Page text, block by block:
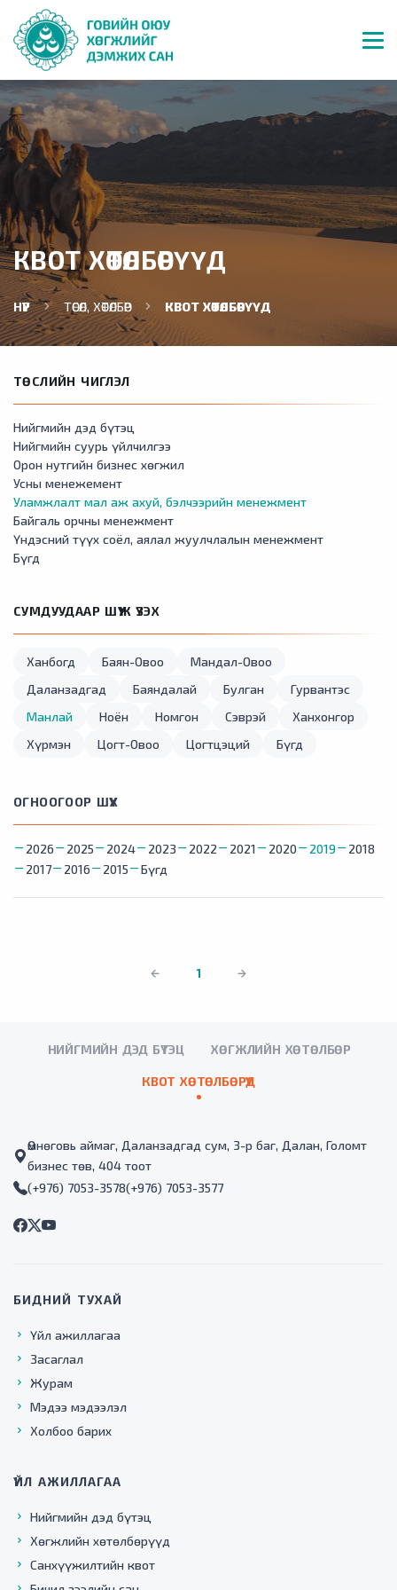
КВОТ ХӨТӨЛБӨРҮҮД
НҮҮР ТӨСӨЛ, ХӨТӨЛБӨР КВОТ ХӨТӨЛБӨРҮҮД
ТӨСЛИЙН ЧИГЛЭЛ
Нийгмийн дэд бүтэц
Нийгмийн суурь үйлчилгээ
Орон нутгийн бизнес хөгжил
Усны менежемент
Уламжлалт мал аж ахуй, бэлчээрийн менежмент
Байгаль орчны менежмент
Үндэсний түүх соёл, аялал жуулчлалын менежмент
Бүгд
СУМДУУДААР ШҮҮЖ ҮЗЭХ
Ханбогд Баян-Овоо
Мандал-Овоо
Даланзадгад
Баяндалай Булган
Гурвантэс
Манлай
Ноён Номгон Сэврэй
Ханхонгор
Хүрмэн
Цогт-Овоо Цогтцэций Бүгд
ОГНООГООР ШҮҮХ
2026 2025 2024 2023 2022 2021 2020 2019
2018
2017
2016 2015 Бүгд
1
НИЙГМИЙН ДЭД БҮТЭЦ ХӨГЖЛИЙН ХӨТӨЛБӨР
КВОТ ХӨТӨЛБӨРҮҮД
Өмнөговь аймаг, Даланзадгад сум, 3-р баг, Далан, Голомт
бизнес төв, 404 тоот
(+976) 7053-3578(+976) 7053-3577
БИДНИЙ ТУХАЙ
Үйл ажиллагаа
Засаглал
Журам
Мэдээ мэдээлэл
Холбоо барих
ҮЙЛ АЖИЛЛАГАА
Нийгмийн дэд бүтэц
Хөгжлийн хөтөлбөрүүд
Санхүүжилтийн квот